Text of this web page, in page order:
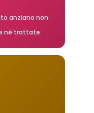
anziano non
né trattate